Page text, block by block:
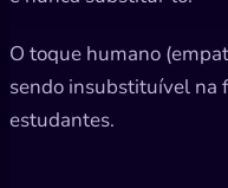
O toque humano
sendo insubstituível na
estudantes.